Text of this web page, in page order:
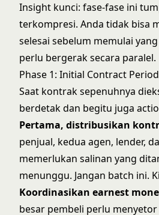
Insight kunci: fase-fase ini
terkompresi. Anda tidak bisa
selesai sebelum memulai
perlu bergerak secara paralel.
Phase 1: Initial Contract
Saat kontrak sepenuhnya
berdetak dan begitu juga
Pertama, distribusikan
penjual, kedua agen, lender,
memerlukan salinan yang
menunggu. Jangan batch ini.
Koordinasikan earnest
besar pembeli perlu